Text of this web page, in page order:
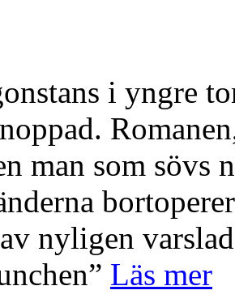
i yngre
man som sövs
nyligen
Läs mer